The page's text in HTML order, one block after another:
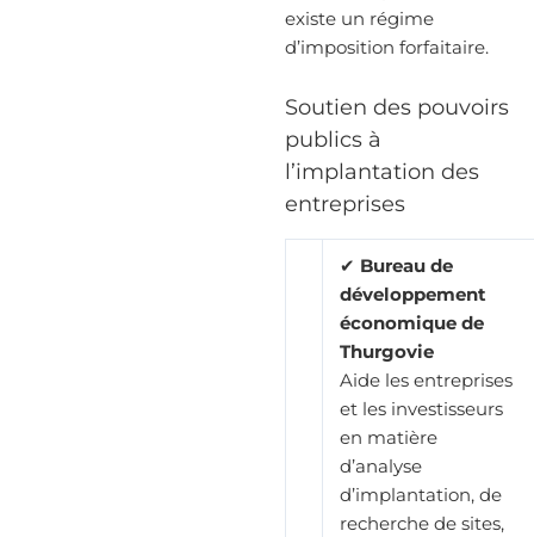
existe un régime
d’imposition forfaitaire.
Soutien des pouvoirs
publics à
l’implantation des
entreprises
✔ Bureau de
développement
économique de
Thurgovie
Aide les entreprises
et les investisseurs
en matière
d’analyse
d’implantation, de
recherche de sites,